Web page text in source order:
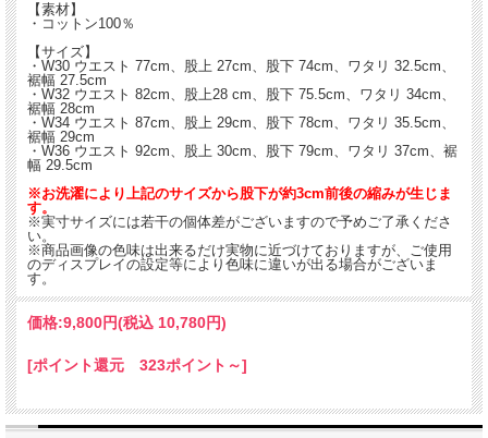
1935年カリフォルニア州サンフランシスコで創業のアメリカを代表するワークブ
ランドの老舗です。
当時のLevi Strauss & Co（リーバイス社）で働いていたサイモン・デービスが、息
子ベンの名を冠して立ち上げたブランドになります。
ベンの祖父にあたるヤコブ・デイビスはポケット・リベットを発明し、リーバイ・
ストラウスと共同出資のもと、リベット補強の特許を取得した事はあまりにも有名
です。
【素材】
・コットン100％
【サイズ】
・W30 ウエスト 77cm、股上 27cm、股下 74cm、ワタリ 32.5cm、
裾幅 27.5cm
・W32 ウエスト 82cm、股上28 cm、股下 75.5cm、ワタリ 34cm、
裾幅 28cm
・W34 ウエスト 87cm、股上 29cm、股下 78cm、ワタリ 35.5cm、
裾幅 29cm
・W36 ウエスト 92cm、股上 30cm、股下 79cm、ワタリ 37cm、裾
幅 29.5cm
※お洗濯により上記のサイズから股下が約3cm前後の縮みが生じま
す。
※実寸サイズには若干の個体差がございますので予めご了承くださ
い。
※商品画像の色味は出来るだけ実物に近づけておりますが、ご使用
のディスプレイの設定等により色味に違いが出る場合がございま
す。
価格:9,800円(税込 10,780円)
[ポイント還元 323ポイント～]